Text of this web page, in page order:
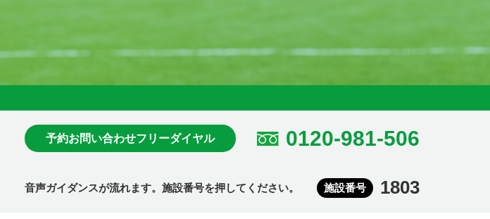
予約お問い合わせフリーダイヤル 0120-981-506
音声ガイダンスが流れます。施設番号を押してください。 施設番号 1803